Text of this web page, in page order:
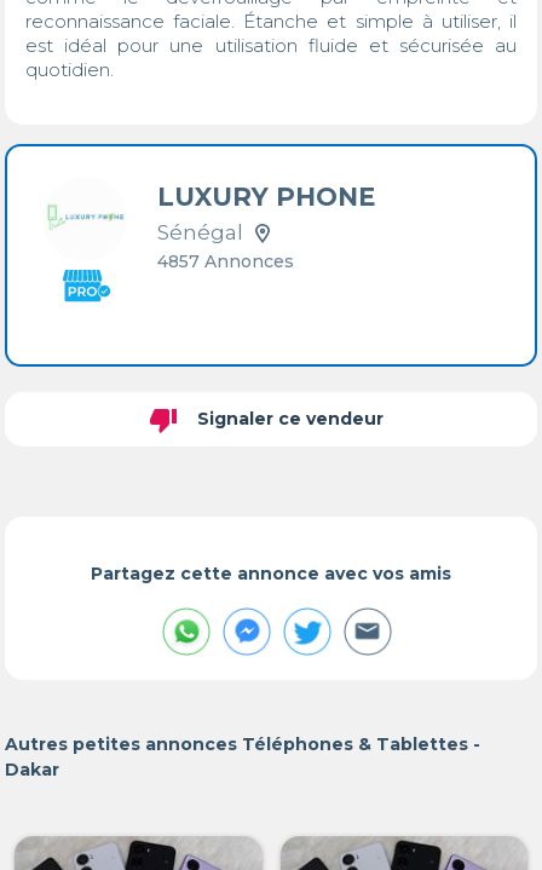
reconnaissance faciale. Étanche et simple à utiliser, il
est idéal pour une utilisation fluide et sécurisée au
quotidien.
LUXURY PHONE
Sénégal
4857 Annonces
thumb_down Signaler ce vendeur
Partagez cette annonce avec vos amis
Autres petites annonces Téléphones & Tablettes -
Dakar